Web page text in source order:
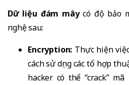
Dữ liệu đám mâycó độ bảo
nghệ sau:
Encryption: Thực hiện
cách sử dụng các tổ hợp
hacker có thể “crack”